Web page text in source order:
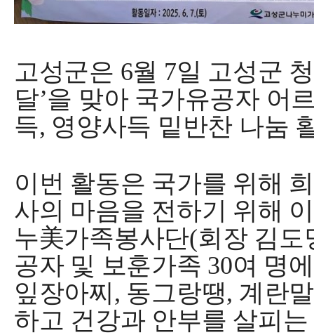
고성군은 6월 7일 고성군
달’을 맞아 국가유공자 어
득, 영양사득 밑반찬 나눔
이번 활동은 국가를 위해
사의 마음을 전하기 위해
누美가족봉사단(회장 김도
공자 및 보훈가족 30여 명
잎장아찌 , 동그랑땡, 계란
하고 건강과 안부를 살피